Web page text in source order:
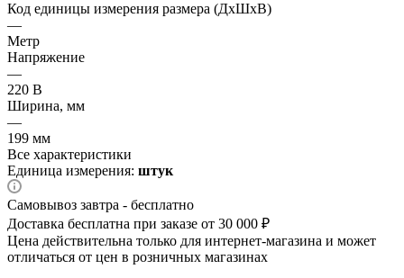
Код единицы измерения размера (ДхШхВ)
—
Метр
Напряжение
—
220 В
Ширина, мм
—
199 мм
Все характеристики
Единица измерения: штук
Самовывоз завтра - бесплатно
Доставка бесплатна при заказе от 30 000 ₽
Цена действительна только для интернет-магазина и может
отличаться от цен в розничных магазинах